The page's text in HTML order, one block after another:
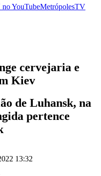
noYouTubeMetrópolesTV
cervejaria e
Kiev
de Luhansk, na
pertence
13:32